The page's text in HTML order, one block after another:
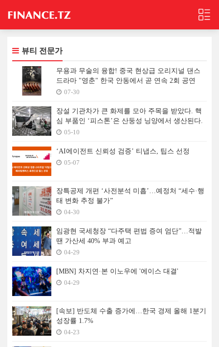
뷰티 전문가
무용과 무술의 융합! 중국 현상급 오리지널 댄스
드라마 "영춘" 한국 안동에서 곧 연속 2회 공연
07-30
장설 기관차가 큰 화제를 모아 주목을 받았다. 핵
심 부품인 ‘피스톤’은 산둥성 닝양에서 생산된다.
05-10
‘AI에이전트 신뢰성 검증’ 티냅스, 팁스 선정
05-07
장특공제 개편 ‘사전분석 미흡’…예정처 “세수·행
태 변화 추정 불가”
04-30
임광현 국세청장 “다주택 편법 증여 엄단”…적발
땐 가산세 40% 부과 예고
04-29
[MBN] 차지연·본 이노우에 '에이스 대결'
04-29
[속보] 반도체 수출 증가에…한국 경제 올해 1분기
성장률 1.7%
04-23